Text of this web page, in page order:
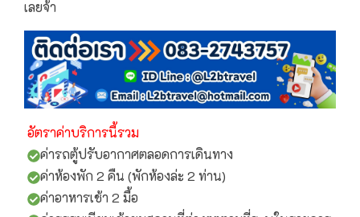
เลยจ้า
อัตราค่าบริการนี้รวม
ค่ารถตู้ปรับอากาศตลอดการเดินทาง
ค่าห้องพัก 2 คืน (พักห้องล่ะ 2 ท่าน)
ค่าอาหารเช้า 2 มื้อ